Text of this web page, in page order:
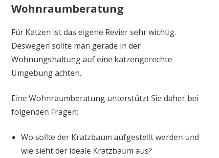
Katzen
Wohnraumberatung
Für Katzen ist das eigene Revier sehr wichtig.
Deswegen sollte man gerade in der
Wohnungshaltung auf eine katzengerechte
Umgebung achten.
Eine Wohnraumberatung unterstützt Sie daher bei
folgenden Fragen:
Wo sollte der Kratzbaum aufgestellt werden und
wie sieht der ideale Kratzbaum aus?